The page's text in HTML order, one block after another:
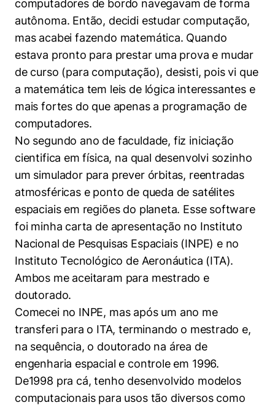
computadores de bordo navegavam de forma
autônoma. Então, decidi estudar computação,
mas acabei fazendo matemática. Quando
estava pronto para prestar uma prova e mudar
de curso (para computação), desisti, pois vi que
a matemática tem leis de lógica interessantes e
mais fortes do que apenas a programação de
computadores.
No segundo ano de faculdade, fiz iniciação
cientifica em física, na qual desenvolvi sozinho
um simulador para prever órbitas, reentradas
atmosféricas e ponto de queda de satélites
espaciais em regiões do planeta. Esse software
foi minha carta de apresentação no Instituto
Nacional de Pesquisas Espaciais (INPE) e no
Instituto Tecnológico de Aeronáutica (ITA).
Ambos me aceitaram para mestrado e
doutorado.
Comecei no INPE, mas após um ano me
transferi para o ITA, terminando o mestrado e,
na sequência, o doutorado na área de
engenharia espacial e controle em 1996.
De1998 pra cá, tenho desenvolvido modelos
computacionais para usos tão diversos como